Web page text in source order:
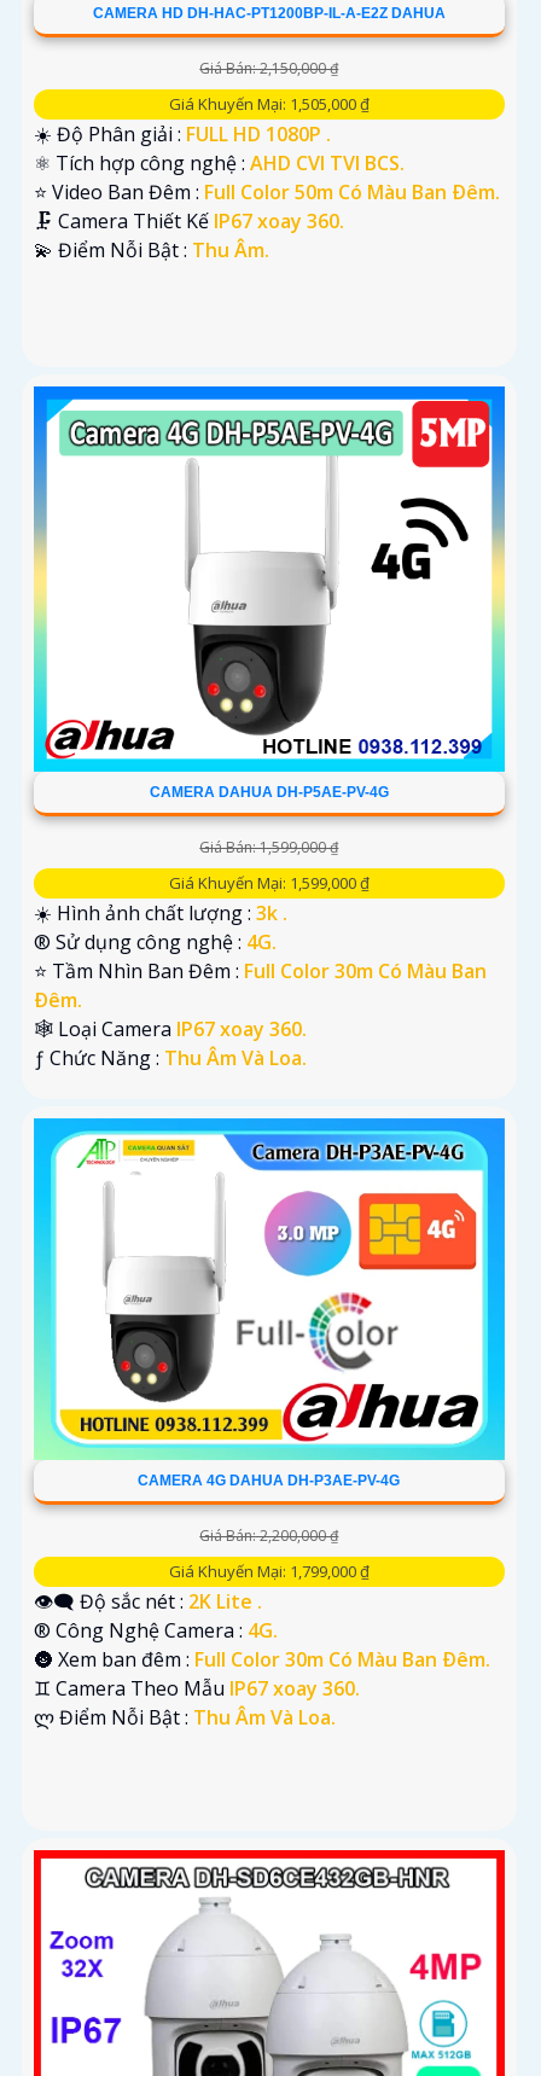
CAMERA HD DH-HAC-PT1200BP-IL-A-E2Z DAHUA
Giá Bán: 2,150,000 ₫
Giá Khuyến Mại: 1,505,000 ₫
☀️ Độ Phân giải : FULL HD 1080P .
⚛️ Tích hợp công nghệ : AHD CVI TVI BCS.
⭐ Video Ban Đêm : Full Color 50m Có Màu Ban Ðêm.
🗜️ Camera Thiết Kế IP67 xoay 360.
️💫 Điểm Nỗi Bật : Thu Âm.
CAMERA DAHUA DH-P5AE-PV-4G
Giá Bán: 1,599,000 ₫
Giá Khuyến Mại: 1,599,000 ₫
☀️ Hình ảnh chất lượng : 3k .
®️ Sử dụng công nghệ : 4G.
⭐ Tầm Nhìn Ban Đêm : Full Color 30m Có Màu Ban
Ðêm.
🕸️ Loại Camera IP67 xoay 360.
️ƒ Chức Năng : Thu Âm Và Loa.
CAMERA 4G DAHUA DH-P3AE-PV-4G
Giá Bán: 2,200,000 ₫
Giá Khuyến Mại: 1,799,000 ₫
👁️‍🗨 Độ sắc nét : 2K Lite .
®️ Công Nghệ Camera : 4G.
🌚 Xem ban đêm : Full Color 30m Có Màu Ban Ðêm.
♊ Camera Theo Mẫu IP67 xoay 360.
️ლ Điểm Nỗi Bật : Thu Âm Và Loa.